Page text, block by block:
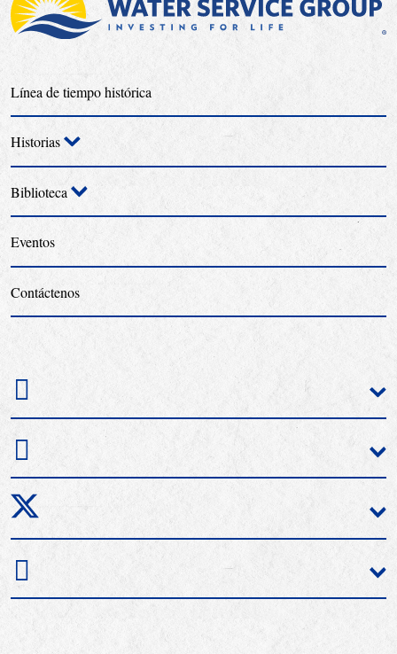
Línea de tiempo histórica
Historias
Biblioteca
Eventos
Contáctenos